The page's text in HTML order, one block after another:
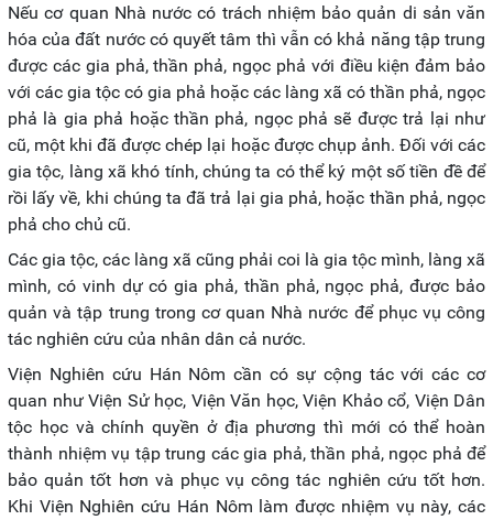
Nếu cơ quan Nhà nước có trách nhiệm bảo quản di sản văn
hóa của đất nước có quyết tâm thì vẫn có khả năng tập trung
được các gia phả, thần phả, ngọc phả với điều kiện đảm bảo
với các gia tộc có gia phả hoặc các làng xã có thần phả, ngọc
phả là gia phả hoặc thần phả, ngọc phả sẽ được trả lại như
cũ, một khi đã được chép lại hoặc được chụp ảnh. Đối với các
gia tộc, làng xã khó tính, chúng ta có thể ký một số tiền đề để
rồi lấy về, khi chúng ta đã trả lại gia phả, hoặc thần phả, ngọc
phả cho chủ cũ.
Các gia tộc, các làng xã cũng phải coi là gia tộc mình, làng xã
mình, có vinh dự có gia phả, thần phả, ngọc phả, được bảo
quản và tập trung trong cơ quan Nhà nước để phục vụ công
tác nghiên cứu của nhân dân cả nước.
Viện Nghiên cứu Hán Nôm cần có sự cộng tác với các cơ
quan như Viện Sử học, Viện Văn học, Viện Khảo cổ, Viện Dân
tộc học và chính quyền ở địa phương thì mới có thể hoàn
thành nhiệm vụ tập trung các gia phả, thần phả, ngọc phả để
bảo quản tốt hơn và phục vụ công tác nghiên cứu tốt hơn.
Khi Viện Nghiên cứu Hán Nôm làm được nhiệm vụ này, các